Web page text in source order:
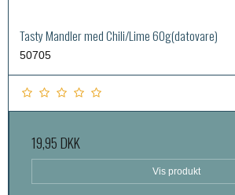
Tasty Mandler med Chili/Lime 60g(datovare)
50705
19,95 DKK
Vis produkt